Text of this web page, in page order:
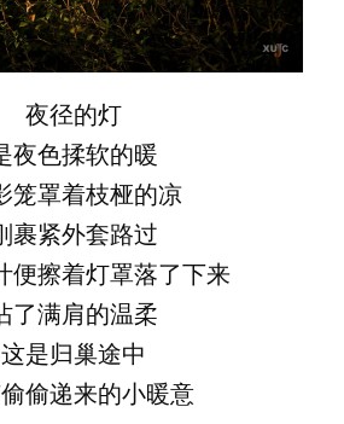
夜径的灯
夜色揉软的暖
笼罩着枝桠的凉
裹紧外套路过
便擦着灯罩落了下来
了满肩的温柔
这是归巢途中
偷递来的小暖意